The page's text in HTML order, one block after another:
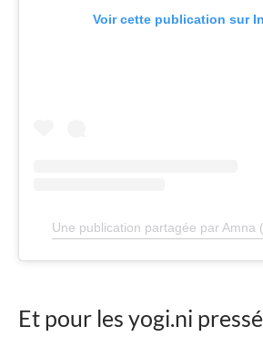
Voir cette publication sur
Une publication partagée par Amna
Et pour les yogi.ni